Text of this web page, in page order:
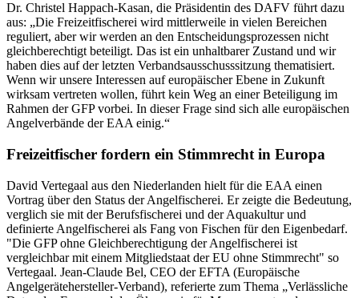
Dr. Christel Happach-Kasan, die Präsidentin des DAFV führt dazu
aus: „Die Freizeitfischerei wird mittlerweile in vielen Bereichen
reguliert, aber wir werden an den Entscheidungsprozessen nicht
gleichberechtigt beteiligt. Das ist ein unhaltbarer Zustand und wir
haben dies auf der letzten Verbandsausschusssitzung thematisiert.
Wenn wir unsere Interessen auf europäischer Ebene in Zukunft
wirksam vertreten wollen, führt kein Weg an einer Beteiligung im
Rahmen der GFP vorbei. In dieser Frage sind sich alle europäischen
Angelverbände der EAA einig.“
Freizeitfischer fordern ein Stimmrecht in Europa
David Vertegaal aus den Niederlanden hielt für die EAA einen
Vortrag über den Status der Angelfischerei. Er zeigte die Bedeutung,
verglich sie mit der Berufsfischerei und der Aquakultur und
definierte Angelfischerei als Fang von Fischen für den Eigenbedarf.
"Die GFP ohne Gleichberechtigung der Angelfischerei ist
vergleichbar mit einem Mitgliedstaat der EU ohne Stimmrecht" so
Vertegaal. Jean-Claude Bel, CEO der EFTA (Europäische
Angelgerätehersteller-Verband), referierte zum Thema „Verlässliche